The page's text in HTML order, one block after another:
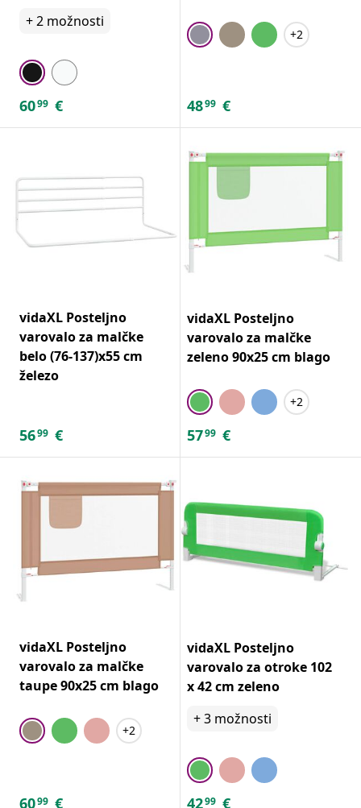
+2 možnosti
6099 €
+2
4899 €
vidaXL Posteljno
varovalo za malčke
belo (76-137)x55 cm
železo
5699 €
vidaXL Posteljno
varovalo za malčke
zeleno 90x25 cm blago
+2
5799 €
vidaXL Posteljno
varovalo za malčke
taupe 90x25 cm blago
+2
6099 €
vidaXL Posteljno
varovalo za otroke 102
x 42 cm zeleno
+3 možnosti
4299 €